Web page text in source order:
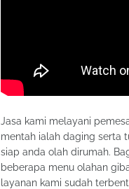
Jasa kami melayani
mentah ialah daging serta
siap anda olah dirumah.
beberapa menu olahan
layanan kami sudah